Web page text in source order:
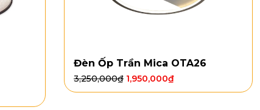
Đèn Ốp Trần Mica OTA26
3,250,000₫ 1,950,000₫